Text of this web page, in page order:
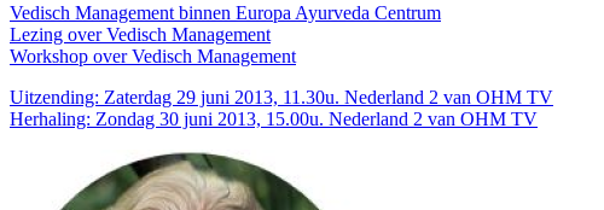
Vedisch Management binnen Europa Ayurveda Centrum
Lezing over Vedisch Management
Workshop over Vedisch Management
Uitzending: Zaterdag 29 juni 2013, 11.30u. Nederland 2 van OHM TV
Herhaling: Zondag 30 juni 2013, 15.00u. Nederland 2 van OHM TV